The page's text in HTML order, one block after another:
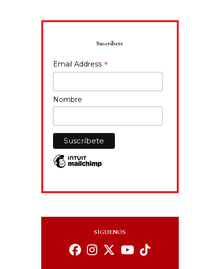
Suscríbete
Email Address *
Nombre
SÍGUENOS